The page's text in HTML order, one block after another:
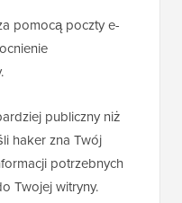
pomocą poczty e-
publiczny niż
haker zna Twój
potrzebnych
Twojej witryny.